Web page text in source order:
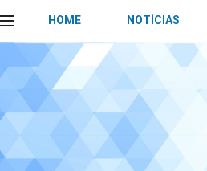
HOME NOTÍCIAS